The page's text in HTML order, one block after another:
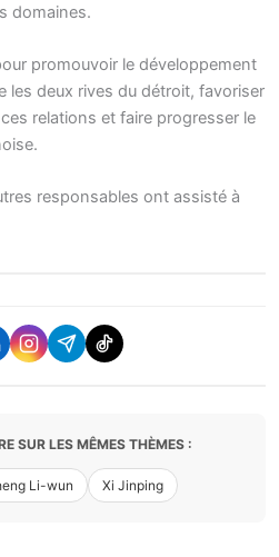
domaines.
promouvoir le développement
les deux rives du détroit, favoriser
relations et faire progresser le
responsables ont assisté à
SUR LES MÊMES THÈMES :
Li-wun Xi Jinping